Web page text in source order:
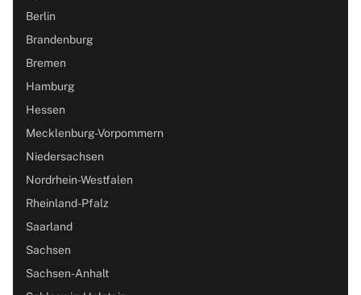
Berlin
Brandenburg
Bremen
Hamburg
Hessen
Mecklenburg-Vorpommern
Niedersachsen
Nordrhein-Westfalen
Rheinland-Pfalz
Saarland
Sachsen
Sachsen-Anhalt